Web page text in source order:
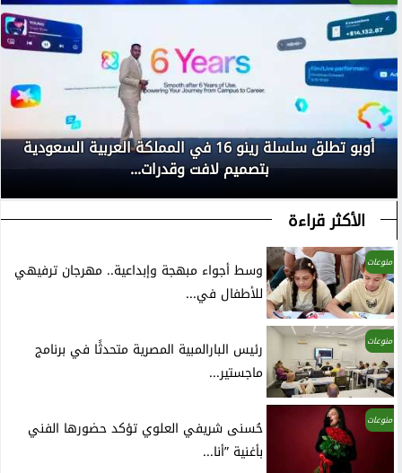
أوبو تطلق سلسلة رينو 16 في المملكة العربية السعودية
بتصميم لافت وقدرات...
الأكثر قراءة
منوعات
وسط أجواء مبهجة وإبداعية.. مهرجان ترفيهي
للأطفال في...
منوعات
رئيس البارالمبية المصرية متحدثًا في برنامج
ماجستير...
منوعات
حُسنى شريفي العلوي تؤكد حضورها الفني
بأغنية ”أنا...